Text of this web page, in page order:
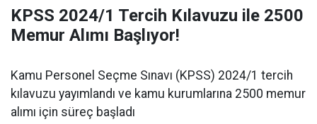
KPSS 2024/1 Tercih Kılavuzu ile 2500
Memur Alımı Başlıyor!
Kamu Personel Seçme Sınavı (KPSS) 2024/1 tercih
kılavuzu yayımlandı ve kamu kurumlarına 2500 memur
alımı için süreç başladı